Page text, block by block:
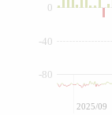
-80
0
-40
2025/09